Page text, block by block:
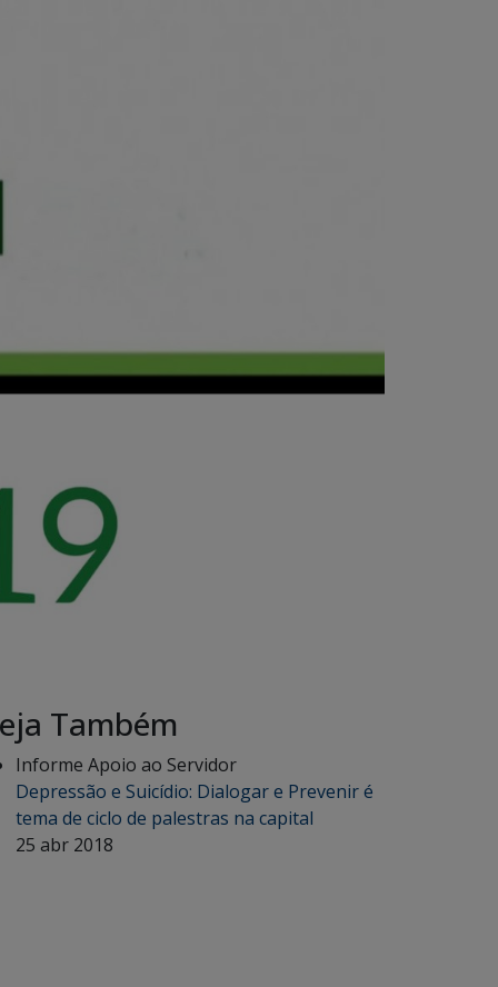
Também
Informe Apoio ao Servidor
Depressão e Suicídio: Dialogar e Prevenir é
tema de ciclo de palestras na capital
25 abr 2018